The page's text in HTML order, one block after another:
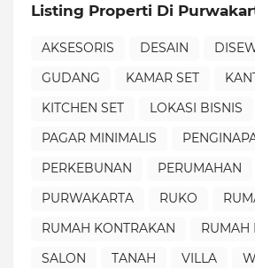
Listing Properti Di
AKSESORIS DESAIN
GUDANG
KAMAR SET
KITCHEN SET
LOKASI BISNIS
PAGAR MINIMALIS
PERKEBUNAN
PERUMAHAN
PURWAKARTA
RUKO
RUMAH KONTRAKAN
RUMAH
SALON
TANAH VILLA